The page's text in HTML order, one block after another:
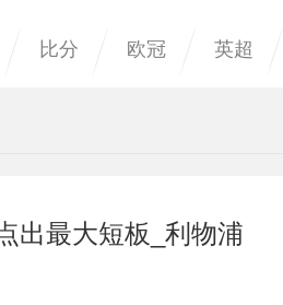
比分 欧冠 英超
出最大短板_利物浦